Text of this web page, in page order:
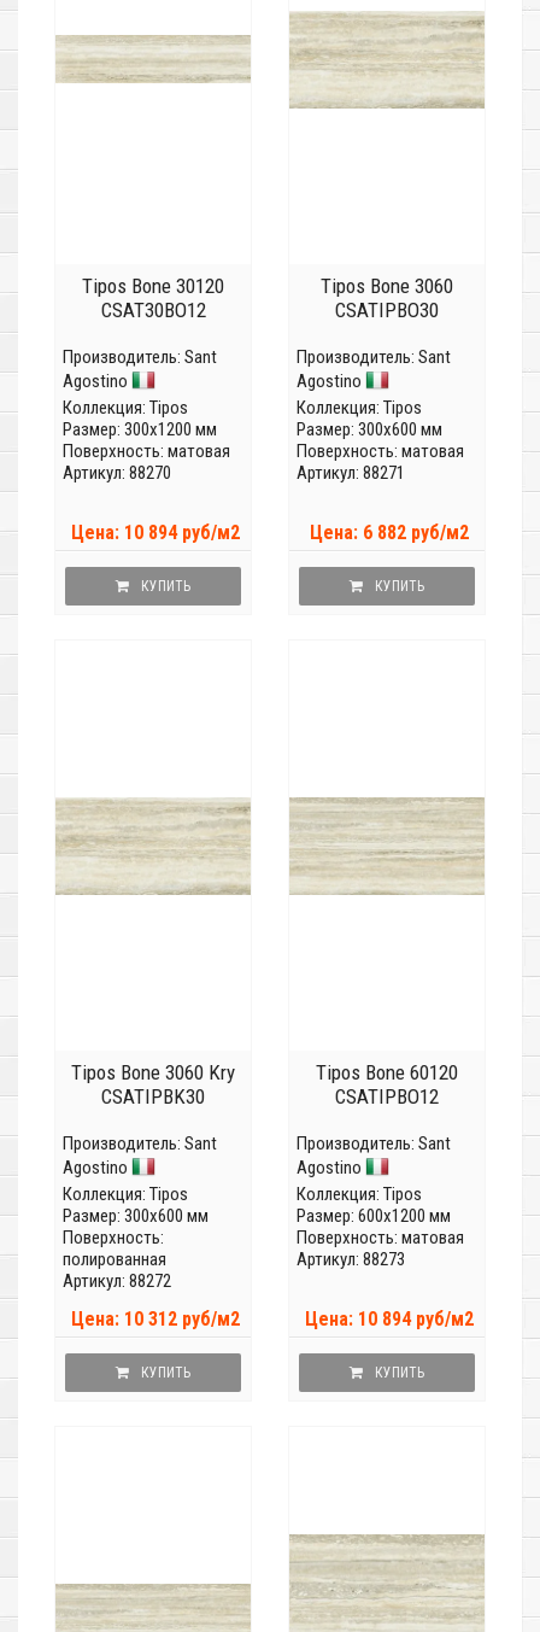
Tipos Bone 30120
CSAT30BO12
Производитель: Sant
Agostino
Коллекция: Tipos
Размер: 300x1200 мм
Поверхность: матовая
Артикул: 88270
Цена: 10 894 руб/м2
КУПИТЬ
Tipos Bone 3060
CSATIPBO30
Производитель: Sant
Agostino
Коллекция: Tipos
Размер: 300x600 мм
Поверхность: матовая
Артикул: 88271
Цена: 6 882 руб/м2
КУПИТЬ
Tipos Bone 3060 Kry
CSATIPBK30
Производитель: Sant
Agostino
Коллекция: Tipos
Размер: 300x600 мм
Поверхность:
полированная
Артикул: 88272
Цена: 10 312 руб/м2
КУПИТЬ
Tipos Bone 60120
CSATIPBO12
Производитель: Sant
Agostino
Коллекция: Tipos
Размер: 600x1200 мм
Поверхность: матовая
Артикул: 88273
Цена: 10 894 руб/м2
КУПИТЬ